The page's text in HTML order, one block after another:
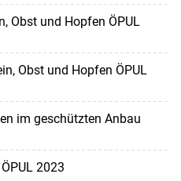
Obst und Hopfen ÖPUL
Obst und Hopfen ÖPUL
im geschützten Anbau
2023